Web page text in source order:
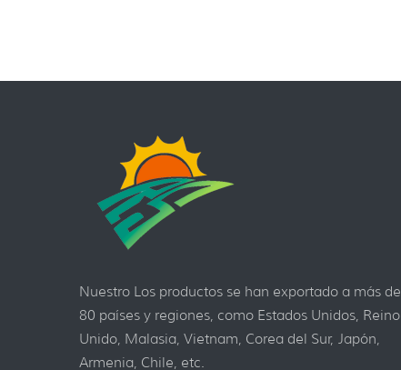
Nuestro Los productos se han exportado a más de
80 países y regiones, como Estados Unidos, Reino
Unido, Malasia, Vietnam, Corea del Sur, Japón,
Armenia, Chile, etc.